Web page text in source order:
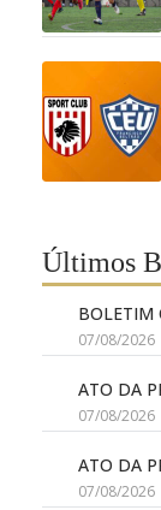
Últimos
BOLETIM
07/08/2026
ATO DA
07/08/2026
ATO DA
07/08/2026